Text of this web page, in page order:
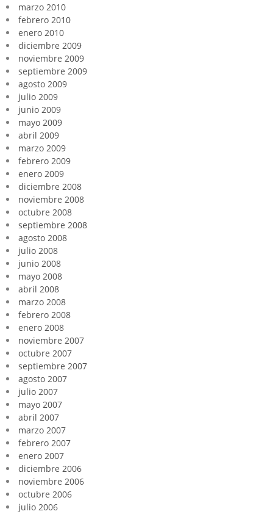
marzo 2010
febrero 2010
enero 2010
diciembre 2009
noviembre 2009
septiembre 2009
agosto 2009
julio 2009
junio 2009
mayo 2009
abril 2009
marzo 2009
febrero 2009
enero 2009
diciembre 2008
noviembre 2008
octubre 2008
septiembre 2008
agosto 2008
julio 2008
junio 2008
mayo 2008
abril 2008
marzo 2008
febrero 2008
enero 2008
noviembre 2007
octubre 2007
septiembre 2007
agosto 2007
julio 2007
mayo 2007
abril 2007
marzo 2007
febrero 2007
enero 2007
diciembre 2006
noviembre 2006
octubre 2006
julio 2006